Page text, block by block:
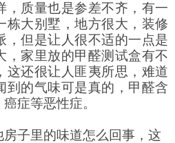
，质量也是参差不齐，有一
栋大别墅，地方很大，装修
，但是让人很不适的一点是
，家里放的甲醛测试盒有不
这还很让人匪夷所思，难道
到的气味可是真的，甲醛含
症等恶性症。
子里的味道怎么回事，这